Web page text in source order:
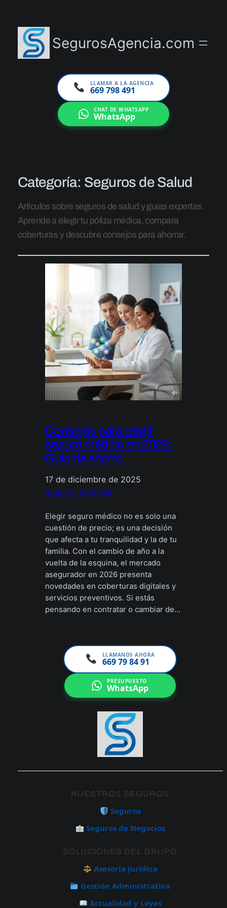
SegurosAgencia.com
LLAMAR A LA AGENCIA
669 798 491
CHAT DE WHATSAPP
WhatsApp
Categoría: Seguros de Salud
Artículos sobre seguros de salud y guías expertas.
Aprende a elegir tu póliza médica, compara
coberturas y descubre consejos para ahorrar.
Consejos para elegir
seguro médico en 2026:
Guía de ahorro
17 de diciembre de 2025
Seguros de Salud
Elegir seguro médico no es solo una
cuestión de precio; es una decisión
que afecta a tu tranquilidad y la de tu
familia. Con el cambio de año a la
vuelta de la esquina, el mercado
asegurador en 2026 presenta
novedades en coberturas digitales y
servicios preventivos. Si estás
pensando en contratar o cambiar de…
LLAMANOS AHORA
669 79 84 91
PRESUPUESTO
WhatsApp
NUESTROS SEGUROS
Seguros
Seguros de Negocios
SOLUCIONES DEL GRUPO
Asesoría Jurídica
Gestión Administrativa
Actualidad y Leyes